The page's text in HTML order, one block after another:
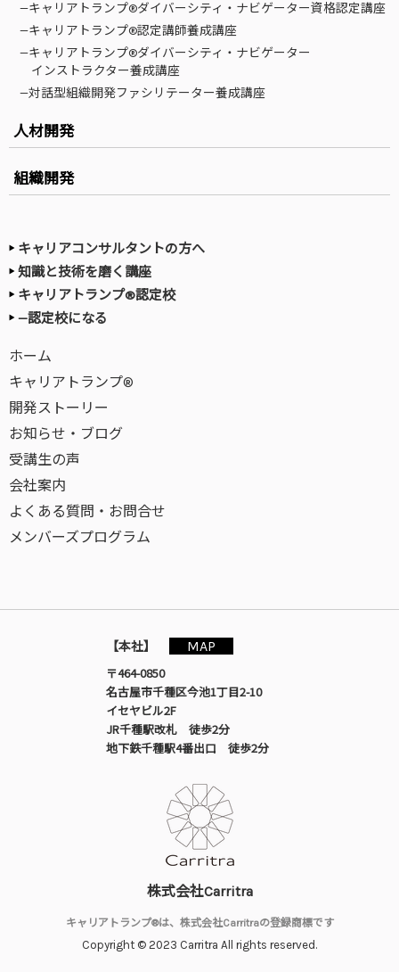
—キャリアトランプ®ダイバーシティ・ナビゲーター資格認定講座
—キャリアトランプ®認定講師養成講座
—キャリアトランプ®ダイバーシティ・ナビゲーター
インストラクター養成講座
—対話型組織開発ファシリテーター養成講座
人材開発
組織開発
キャリアコンサルタントの方へ
知識と技術を磨く講座
キャリアトランプ®認定校
—認定校になる
ホーム
キャリアトランプ®
開発ストーリー
お知らせ・ブログ
受講生の声
会社案内
よくある質問・お問合せ
メンバーズプログラム
【本社】
MAP
〒464-0850
名古屋市千種区今池1丁目2-10
イセヤビル2F
JR千種駅改札 徒歩2分
地下鉄千種駅4番出口 徒歩2分
株式会社Carritra
キャリアトランプ®は、株式会社Carritraの登録商標です
Copyright © 2023 Carritra All rights reserved.